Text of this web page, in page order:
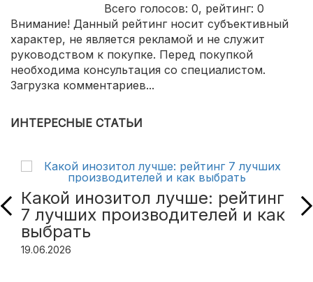
Всего голосов: 0, рейтинг: 0
Внимание! Данный рейтинг носит субъективный
характер, не является рекламой и не служит
руководством к покупке. Перед покупкой
необходима консультация со специалистом.
Загрузка комментариев...
ИНТЕРЕСНЫЕ СТАТЬИ
Какой инозитол лучше: рейтинг
7 лучших производителей и как
выбрать
19.06.2026